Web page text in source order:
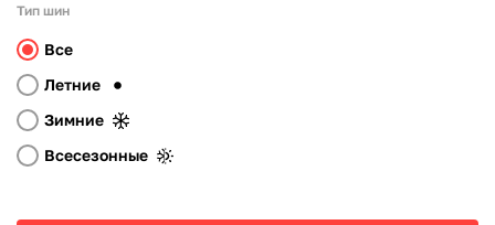
Тип шин
Все
Летние
Зимние
Всесезонные